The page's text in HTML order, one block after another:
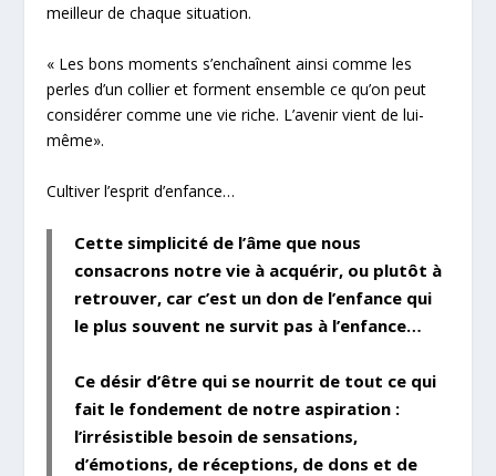
meilleur de chaque situation.
« Les bons moments s’enchaînent ainsi comme les
perles d’un collier et forment ensemble ce qu’on peut
considérer comme une vie riche. L’avenir vient de lui-
même».
Cultiver l’esprit d’enfance…
Cette simplicité de l’âme que nous
consacrons notre vie à acquérir, ou plutôt à
retrouver, car c’est un don de l’enfance qui
le plus souvent ne survit pas à l’enfance…
Ce désir d’être qui se nourrit de tout ce qui
fait le fondement de notre aspiration :
l’irrésistible besoin de sensations,
d’émotions, de réceptions, de dons et de